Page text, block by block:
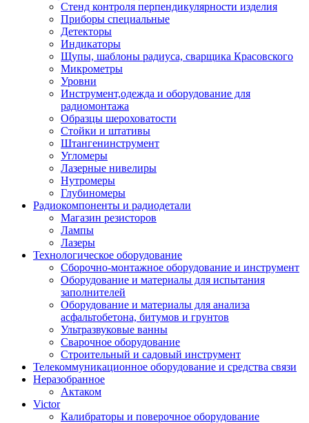
Стенд контроля перпендикулярности изделия
Приборы специальные
Детекторы
Индикаторы
Щупы, шаблоны радиуса, сварщика Красовского
Микрометры
Уровни
Инструмент,одежда и оборудование для
радиомонтажа
Образцы шероховатости
Стойки и штативы
Штангенинструмент
Угломеры
Лазерные нивелиры
Нутромеры
Глубиномеры
Радиокомпоненты и радиодетали
Магазин резисторов
Лампы
Лазеры
Технологическое оборудование
Сборочно-монтажное оборудование и инструмент
Оборудование и материалы для испытания
заполнителей
Оборудование и материалы для анализа
асфальтобетона, битумов и грунтов
Ультразвуковые ванны
Сварочное оборудование
Строительный и садовый инструмент
Телекоммуникационное оборудование и средства связи
Неразобранное
Актаком
Victor
Калибраторы и поверочное оборудование